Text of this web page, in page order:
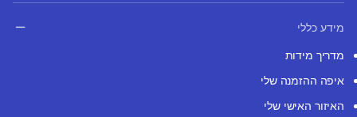
מידע כללי
מדריך מידות
איפה ההזמנה שלי
האיזור האישי שלי